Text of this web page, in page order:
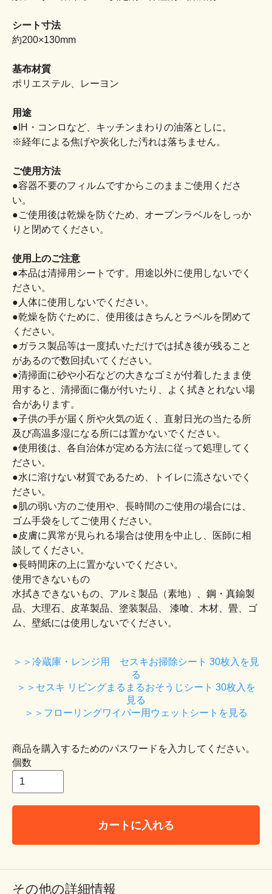
シート寸法
約200×130mm
基布材質
ポリエステル、レーヨン
用途
●IH・コンロなど、キッチンまわりの油落としに。
※経年による焦げや炭化した汚れは落ちません。
ご使用方法
●容器不要のフィルムですからこのままご使用くださ
い。
●ご使用後は乾燥を防ぐため、オープンラベルをしっか
りと閉めてください。
使用上のご注意
●本品は清掃用シートです。用途以外に使用しないでく
ださい。
●人体に使用しないでください。
●乾燥を防ぐために、使用後はきちんとラベルを閉めて
ください。
●ガラス製品等は一度拭いただけでは拭き後が残ること
があるので数回拭いてください。
●清掃面に砂や小石などの大きなゴミが付着したまま使
用すると、清掃面に傷が付いたり、よく拭きとれない場
合があります。
●子供の手が届く所や火気の近く、直射日光の当たる所
及び高温多湿になる所には置かないでください。
●使用後は、各自治体が定める方法に従って処理してく
ださい。
●水に溶けない材質であるため、トイレに流さないでく
ださい。
●肌の弱い方のご使用や、長時間のご使用の場合には、
ゴム手袋をしてご使用ください。
●皮膚に異常が見られる場合は使用を中止し、医師に相
談してください。
●長時間床の上に置かないでください。
使用できないもの
水拭きできないもの、アルミ製品（素地）、鋼・真鍮製
品、大理石、皮革製品、塗装製品、 漆喰、木材、畳、ゴ
ム、壁紙には使用しないでください。
＞＞冷蔵庫・レンジ用 セスキお掃除シート 30枚入を見
る
＞＞セスキ リビングまるまるおそうじシート 30枚入を
見る
＞＞フローリングワイパー用ウェットシートを見る
商品を購入するためのパスワードを入力してください。
個数
カートに入れる
その他の詳細情報